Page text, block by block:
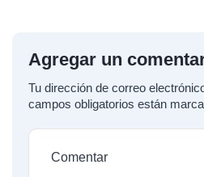
Agregar un
Tu dirección de correo
campos obligatorios están